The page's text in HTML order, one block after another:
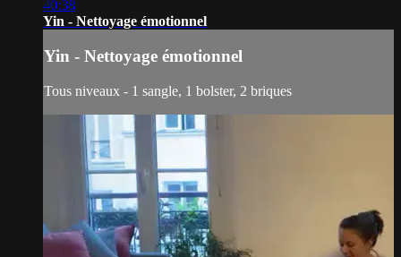
40:38
Yin - Nettoyage émotionnel
Yin - Nettoyage émotionnel
Tous niveaux - 1 sangle, 1 bolster, 2 briques